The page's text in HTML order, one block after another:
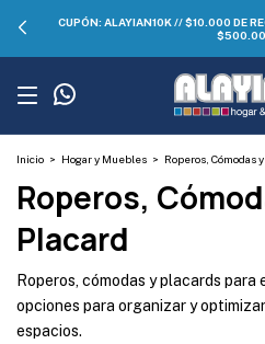
CUPÓN: ALAYIAN10K // $10.000 DE
Inicio > Hogar y Muebles > Roperos, Cómodas
Roperos,
Placard
Roperos, cómodas y placards para
opciones para organizar y
espacios.